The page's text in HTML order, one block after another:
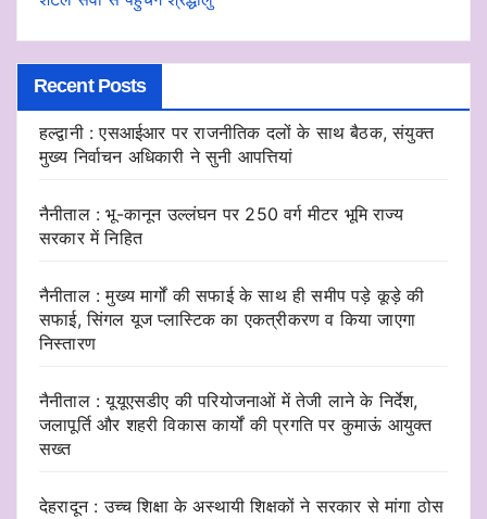
Recent Posts
हल्द्वानी : एसआईआर पर राजनीतिक दलों के साथ बैठक, संयुक्त
मुख्य निर्वाचन अधिकारी ने सुनी आपत्तियां
नैनीताल : भू-कानून उल्लंघन पर 250 वर्ग मीटर भूमि राज्य
सरकार में निहित
नैनीताल : मुख्य मार्गों की सफाई के साथ ही समीप पड़े कूड़े की
सफाई, सिंगल यूज प्लास्टिक का एकत्रीकरण व किया जाएगा
निस्तारण
नैनीताल : यूयूएसडीए की परियोजनाओं में तेजी लाने के निर्देश,
जलापूर्ति और शहरी विकास कार्यों की प्रगति पर कुमाऊं आयुक्त
सख्त
देहरादून : उच्च शिक्षा के अस्थायी शिक्षकों ने सरकार से मांगा ठोस